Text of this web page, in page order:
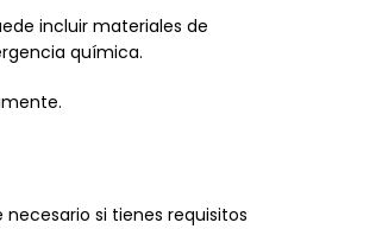
incluir materiales de
química.
si tienes requisitos